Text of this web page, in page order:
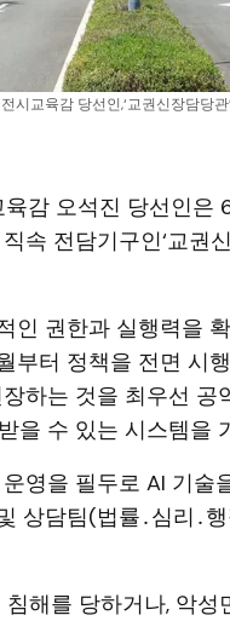
시교육감 당선인,‘교권신장담당
육감 오석진 당선인
속 전담기구인‘교권
인 권한과 실행력을
부터 정책을 전면 시
하는 것을 최우선 공
을 수 있는 시스템을
영을 필두로 AI 기술
상담팀(법률․심리․
해를 당하거나, 악